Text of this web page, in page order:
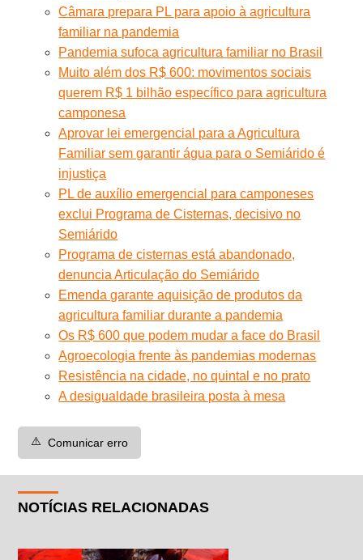
Câmara prepara PL para apoio à agricultura
familiar na pandemia
Pandemia sufoca agricultura familiar no Brasil
Muito além dos R$ 600: movimentos sociais
querem R$ 1 bilhão específico para agricultura
camponesa
Aprovar lei emergencial para a Agricultura
Familiar sem garantir água para o Semiárido é
injustiça
PL de auxílio emergencial para camponeses
exclui Programa de Cisternas, decisivo no
Semiárido
Programa de cisternas está abandonado,
denuncia Articulação do Semiárido
Emenda garante aquisição de produtos da
agricultura familiar durante a pandemia
Os R$ 600 que podem mudar a face do Brasil
Agroecologia frente às pandemias modernas
Resistência na cidade, no quintal e no prato
A desigualdade brasileira posta à mesa
⚠️ Comunicar erro
NOTÍCIAS RELACIONADAS